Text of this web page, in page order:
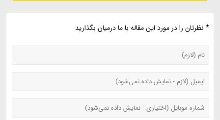
* نظرتان را در مورد این مقاله با ما درمیان بگذارید